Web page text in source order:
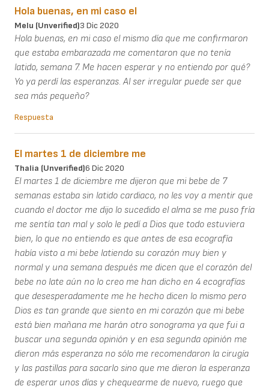
Hola buenas, en mi caso el
Melu (unverified)3 Dic 2020
Hola buenas, en mi caso el mismo día que me confirmaron
que estaba embarazada me comentaron que no tenía
latido, semana 7. Me hacen esperar y no entiendo por qué?
Yo ya perdí las esperanzas. Al ser irregular puede ser que
sea más pequeño?
Respuesta
El martes 1 de diciembre me
Thalia (unverified)6 Dic 2020
El martes 1 de diciembre me dijeron que mi bebe de 7
semanas estaba sin latido cardiaco, no les voy a mentir que
cuando el doctor me dijo lo sucedido el alma se me puso fría
me sentía tan mal y solo le pedí a Dios que todo estuviera
bien, lo que no entiendo es que antes de esa ecografía
había visto a mi bebe latiendo su corazón muy bien y
normal y una semana después me dicen que el corazón del
bebe no late aún no lo creo me han dicho en 4 ecografías
que desesperadamente me he hecho dicen lo mismo pero
Dios es tan grande que siento en mi corazón que mi bebe
está bien mañana me harán otro sonograma ya que fui a
buscar una segunda opinión y en esa segunda opinión me
dieron más esperanza no sólo me recomendaron la cirugía
y las pastillas para sacarlo sino que me dieron la esperanza
de esperar unos días y chequearme de nuevo, ruego que